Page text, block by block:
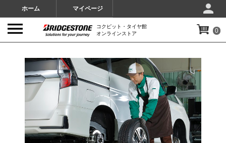
ホーム マイページ
コクピット・タイヤ館
オンラインストア
0